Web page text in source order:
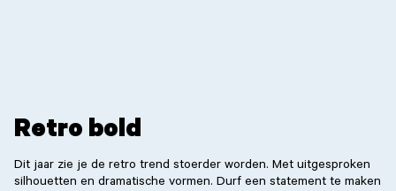
Retro bold
Dit jaar zie je de retro trend stoerder worden. Met uitgesproken
silhouetten en dramatische vormen. Durf een statement te maken